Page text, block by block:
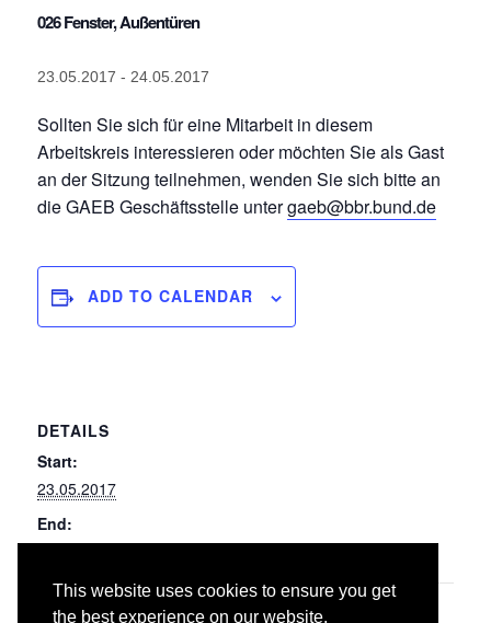
This website uses cookies to ensure you get
the best experience on our website.
026 Fenster, Außentüren
23.05.2017 - 24.05.2017
Sollten Sie sich für eine Mitarbeit in diesem
Arbeitskreis interessieren oder möchten Sie als Gast
an der Sitzung teilnehmen, wenden Sie sich bitte an
die GAEB Geschäftsstelle untergaeb@bbr.bund.de
ADD TO CALENDAR
DETAILS
Start:
23.05.2017
End:
038 Vorgehängte 084/087 Abbruch- und